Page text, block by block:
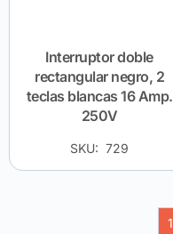
Interruptor doble
rectangular negro, 2
teclas blancas 16 Amp.
250V
SKU: 729
1